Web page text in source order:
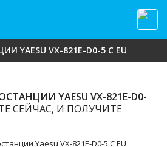
YAESU VX-821E-D0-5 C EU
YAESU VX-821E-D0-
СЕЙЧАС, И ПОЛУЧИТЕ